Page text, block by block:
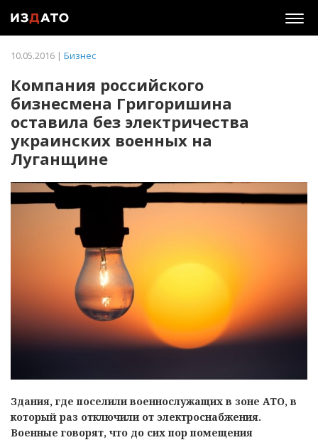
10.05.2016 | Бизнес
Компания российского
бизнесмена Григоришина
оставила без электричества
украинских военных на
Луганщине
Здания, где поселили военнослужащих в зоне АТО, в
который раз отключили от электроснабжения.
Военные говорят, что до сих пор помещения